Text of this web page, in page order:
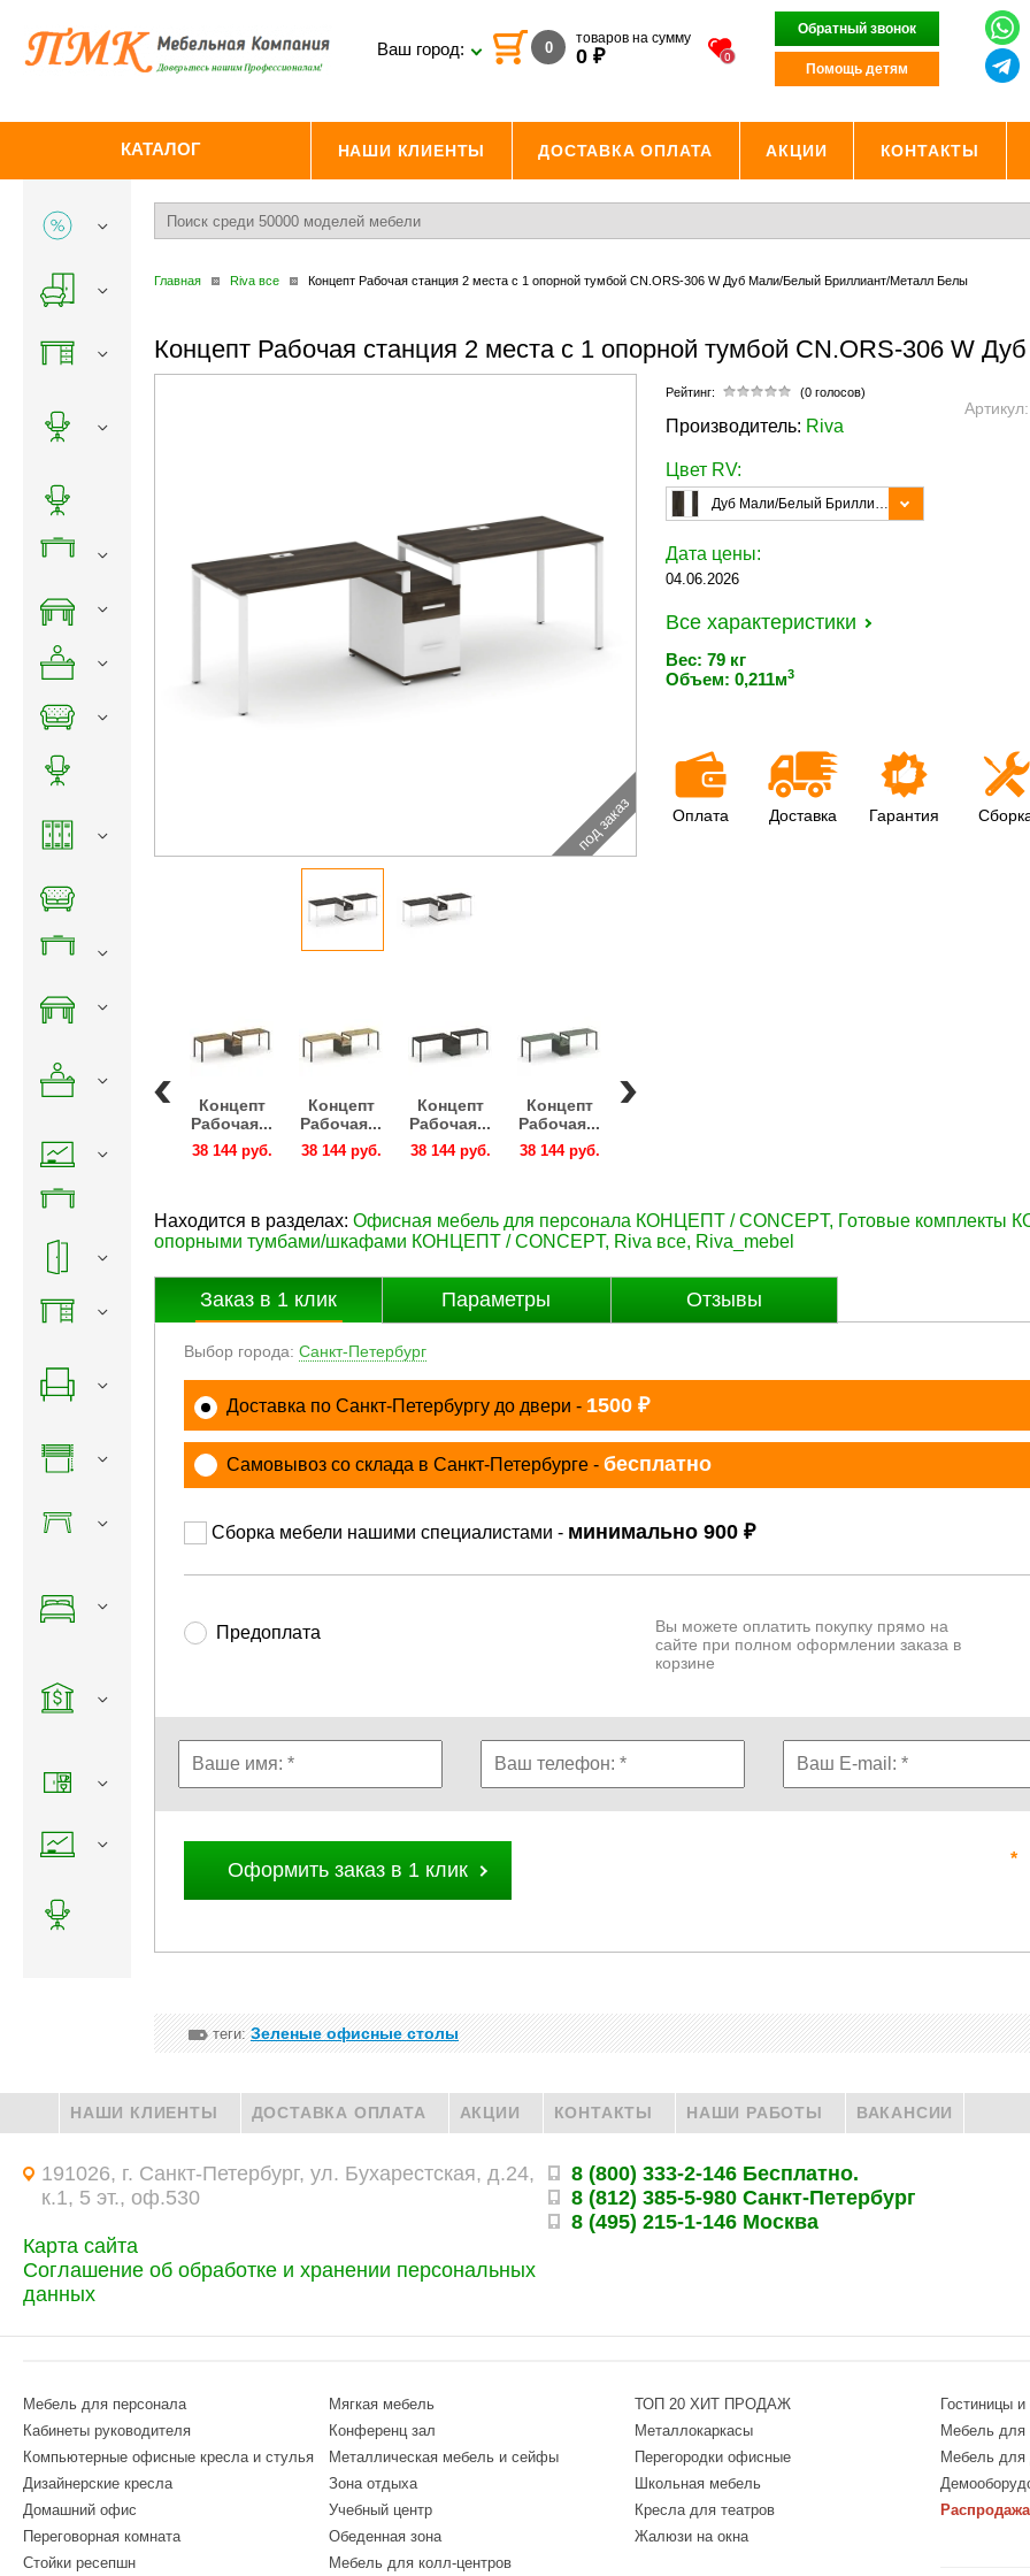
Ваш город: 0
товаров на сумму
0₽ 0
Обратный звонок
Помощь детям
КАТАЛОГ НАШИ КЛИЕНТЫ ДОСТАВКА ОПЛАТА АКЦИИ КОНТАКТЫ
Главная Riva все Концепт Рабочая станция 2 места с 1 опорной тумбой CN.ORS-306 W Дуб Мали/Белый Бриллиант/Металл Белы
Концепт Рабочая станция 2 места с 1 опорной тумбой CN.ORS-306 W
под заказ
руб. 38 144 руб.
Концепт
Рабочая...
38 144 руб.
Концепт
Рабочая...
38 144 руб.
Концепт
Рабочая...
38 144 руб.
Концепт
Рабочая...
38 144 руб.
Рейтинг: (0 голосов)
Производитель: Riva
Цвет RV:
Дуб Мали/Белый Бриллиант/Металл Белый
Дата цены:
04.06.2026
Все характеристики
Вес: 79 кг
Объем: 0,211м3
Оплата Доставка Гарантия
Находится в разделах: Офисная мебель для персонала КОНЦЕПТ / CONCEPT, Готовые комплекты
опорными тумбами/шкафами КОНЦЕПТ / CONCEPT, Riva все, Riva_mebel
Заказ в 1 клик Параметры Отзывы
Выбор города: Санкт-Петербург
Доставка по Санкт-Петербургу до двери - 1500 ₽
Самовывоз со склада в Санкт-Петербурге - бесплатно
Сборка мебели нашими специалистами - минимально 900 ₽
Предоплата
Вы можете оплатить покупку прямо на
сайте при полном оформлении заказа в
корзине
Оформить заказ в 1 клик
теги:Зеленые офисные столы
НАШИ КЛИЕНТЫ ДОСТАВКА ОПЛАТА АКЦИИ КОНТАКТЫ НАШИ РАБОТЫ ВАКАНСИИ
191026, г. Санкт-Петербург, ул. Бухарестская, д.24,
к.1, 5 эт., оф.530
Карта сайта
Соглашение об обработке и хранении персональных
данных
8 (800) 333-2-146 Бесплатно.
8 (812) 385-5-980 Санкт-Петербург
8 (495) 215-1-146 Москва
Мебель для персонала
Кабинеты руководителя
Компьютерные офисные кресла и стулья
Дизайнерские кресла
Домашний офис
Переговорная комната
Стойки ресепшн
Мягкая мебель
Конференц зал
Металлическая мебель и сейфы
Зона отдыха
Учебный центр
Обеденная зона
Мебель для колл-центров
ТОП 20 ХИТ ПРОДАЖ
Металлокаркасы
Перегородки офисные
Школьная мебель
Кресла для театров
Жалюзи на окна
Гостиницы
Мебель для
Мебель для